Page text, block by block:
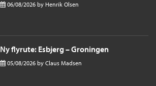
06/08/2026 by Henrik Olsen
Ny flyrute: Esbjerg – Groningen
05/08/2026 by Claus Madsen